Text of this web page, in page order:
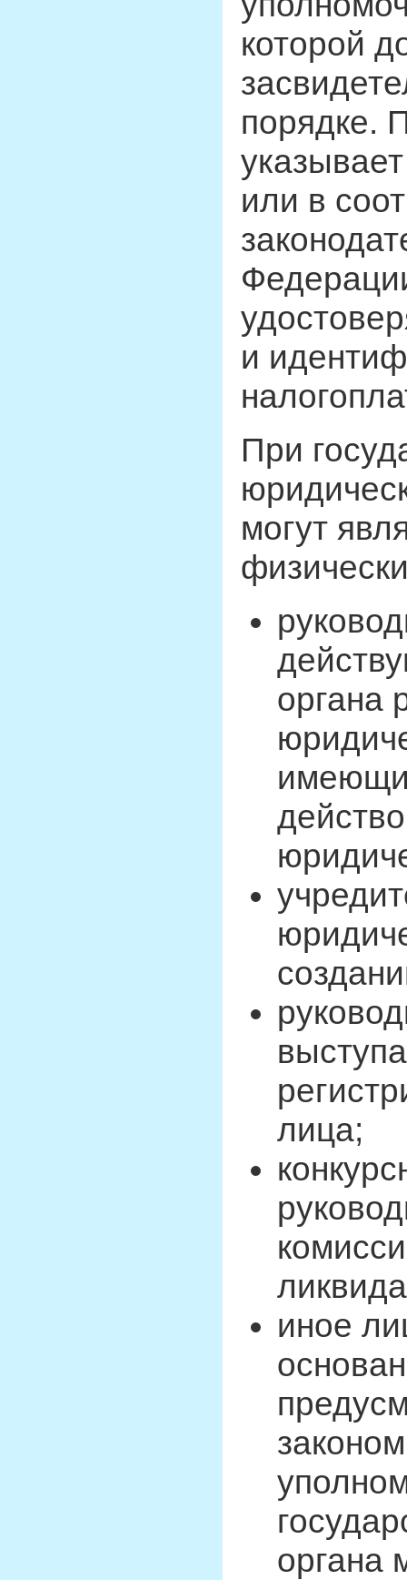
которой
порядке.
или в
и
При
могут
органа
лица;
иное
органа